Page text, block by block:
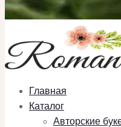
Главная
Каталог
Авторские